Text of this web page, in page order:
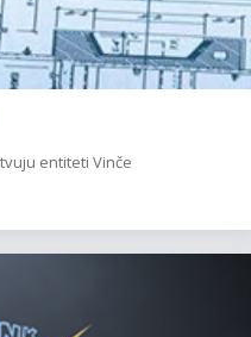
entiteti Vinče